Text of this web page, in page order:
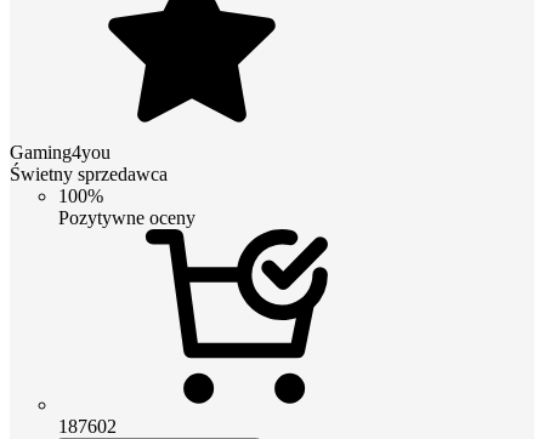
Gaming4you
Świetny sprzedawca
100%
Pozytywne oceny
187602